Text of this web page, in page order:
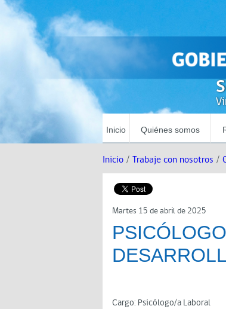
Inicio Quiénes somos
Inicio / Trabaje con nosotros /
Martes 15 de abril de 2025
Cargo: Psicólogo/a Laboral